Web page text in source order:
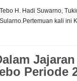
Tebo H. Hadi Suwarno,
Sularno.Pertemuan kali ini
Periode